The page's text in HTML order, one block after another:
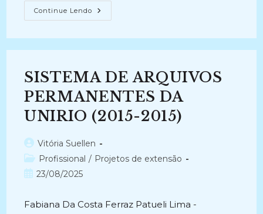
Continue Lendo PROGRAMA
DE
DO
ARQUIVOS
DA
PREFEITURA
DE
SANTA
MARIA
(2012-
SISTEMA DE ARQUIVOS
PERMANENTES DA
UNIRIO (2015-2015)
Autor
do
post:
Vitória Suellen
Categoria
do
Profissional / Projetos de extensão
Post23/08/2025
Fabiana Da Costa Ferraz Patueli Lima -